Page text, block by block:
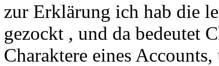
zur Erklärung ich hab die
gezockt , und da bedeutet
Charaktere eines